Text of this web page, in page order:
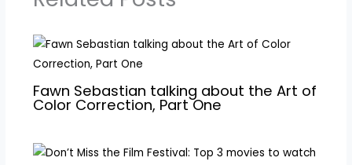
Fawn Sebastian talking about the Art of
Color Correction, Part One